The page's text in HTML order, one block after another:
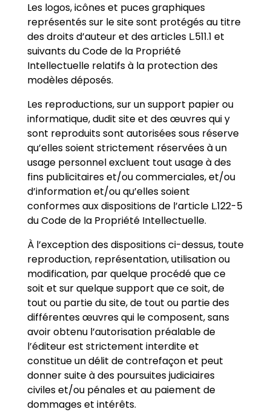
Les logos, icônes et puces graphiques
représentés sur le site sont protégés au titre
des droits d’auteur et des articles L.511.1 et
suivants du Code de la Propriété
Intellectuelle relatifs à la protection des
modèles déposés.
Les reproductions, sur un support papier ou
informatique, dudit site et des œuvres qui y
sont reproduits sont autorisées sous réserve
qu’elles soient strictement réservées à un
usage personnel excluent tout usage à des
fins publicitaires et/ou commerciales, et/ou
d’information et/ou qu’elles soient
conformes aux dispositions de l’article L.122-5
du Code de la Propriété Intellectuelle.
À l’exception des dispositions ci-dessus, toute
reproduction, représentation, utilisation ou
modification, par quelque procédé que ce
soit et sur quelque support que ce soit, de
tout ou partie du site, de tout ou partie des
différentes œuvres qui le composent, sans
avoir obtenu l’autorisation préalable de
l’éditeur est strictement interdite et
constitue un délit de contrefaçon et peut
donner suite à des poursuites judiciaires
civiles et/ou pénales et au paiement de
dommages et intérêts.